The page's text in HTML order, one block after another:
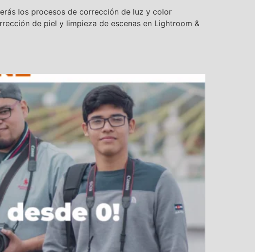
los procesos de corrección de luz y color
de piel y limpieza de escenas en Lightroom &